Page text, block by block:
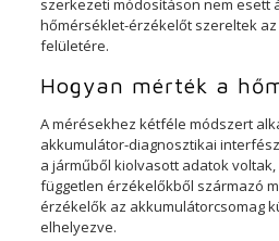
szerkezeti módosításon nem esett
hőmérséklet-érzékelőt szereltek
felületére.
Hogyan mérték a
A mérésekhez kétféle módszert
akkumulátor-diagnosztikai
a járműből kiolvasott adatok voltak,
független érzékelőkből származó
érzékelők az akkumulátorcsomag
elhelyezve.